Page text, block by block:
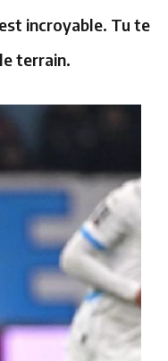
incroyable. Tu te
terrain.